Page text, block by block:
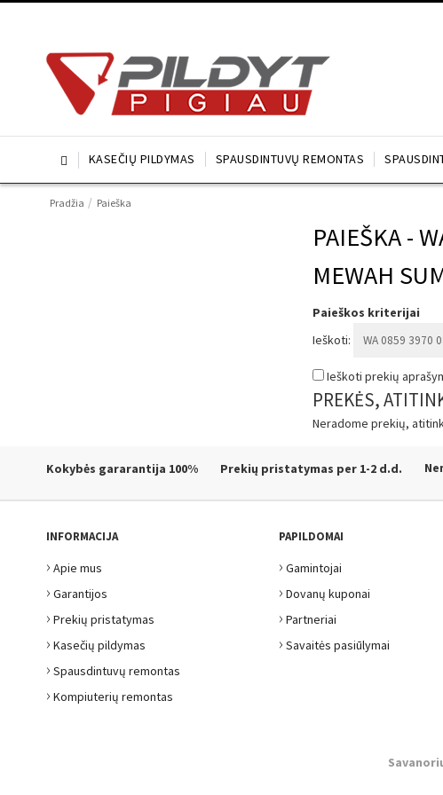
 KASEČIŲ PILDYMAS SPAUSDINTUVŲ REMONTAS
Pradžia / Paieška
PAIEŠKA -
MEWAH
Paieškos kriterijai
Ieškoti:
Ieškoti prekių
PREKĖS,
Neradome prekių,
Kokybės gararantija 100% Prekių pristatymas per 1-2 d.d.
INFORMACIJA
› Apie mus
› Garantijos
› Prekių pristatymas
› Kasečių pildymas
› Spausdintuvų remontas
› Kompiuterių remontas
PAPILDOMAI
› Gamintojai
› Dovanų kuponai
› Partneriai
› Savaitės pasiūlymai